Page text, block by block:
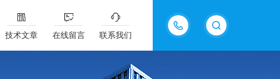
15618576711
技术文章 在线留言 联系我们